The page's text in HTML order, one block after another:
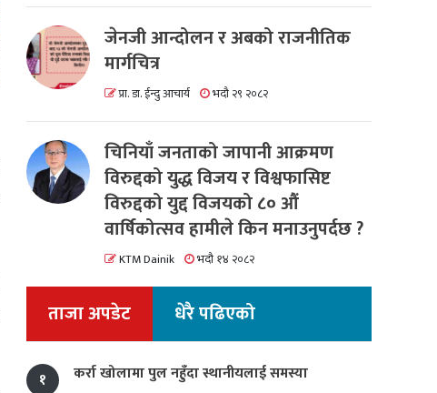
जेनजी आन्दोलन र अबको राजनीतिक
मार्गचित्र
प्रा. डा. ईन्दु आचार्य भदौ २९ २०८२
चिनियाँ जनताको जापानी आक्रमण
विरुद्दको युद्ध विजय र विश्वफासिष्ट
विरुद्दको युद्द विजयको ८० औं
वार्षिकोत्सव हामीले किन मनाउनुपर्दछ ?
KTM Dainik भदौ १४ २०८२
ताजा अपडेट धेरै पढिएको
१ कर्रा खोलामा पुल नहुँदा स्थानीयलाई समस्या